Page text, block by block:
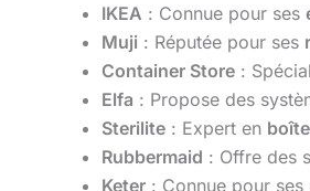
IKEA : Connue pour ses
Muji : Réputée pour ses
Container Store :
Elfa : Propose des
Sterilite : Expert en
Rubbermaid : Offre des
Keter : Connue pour ses